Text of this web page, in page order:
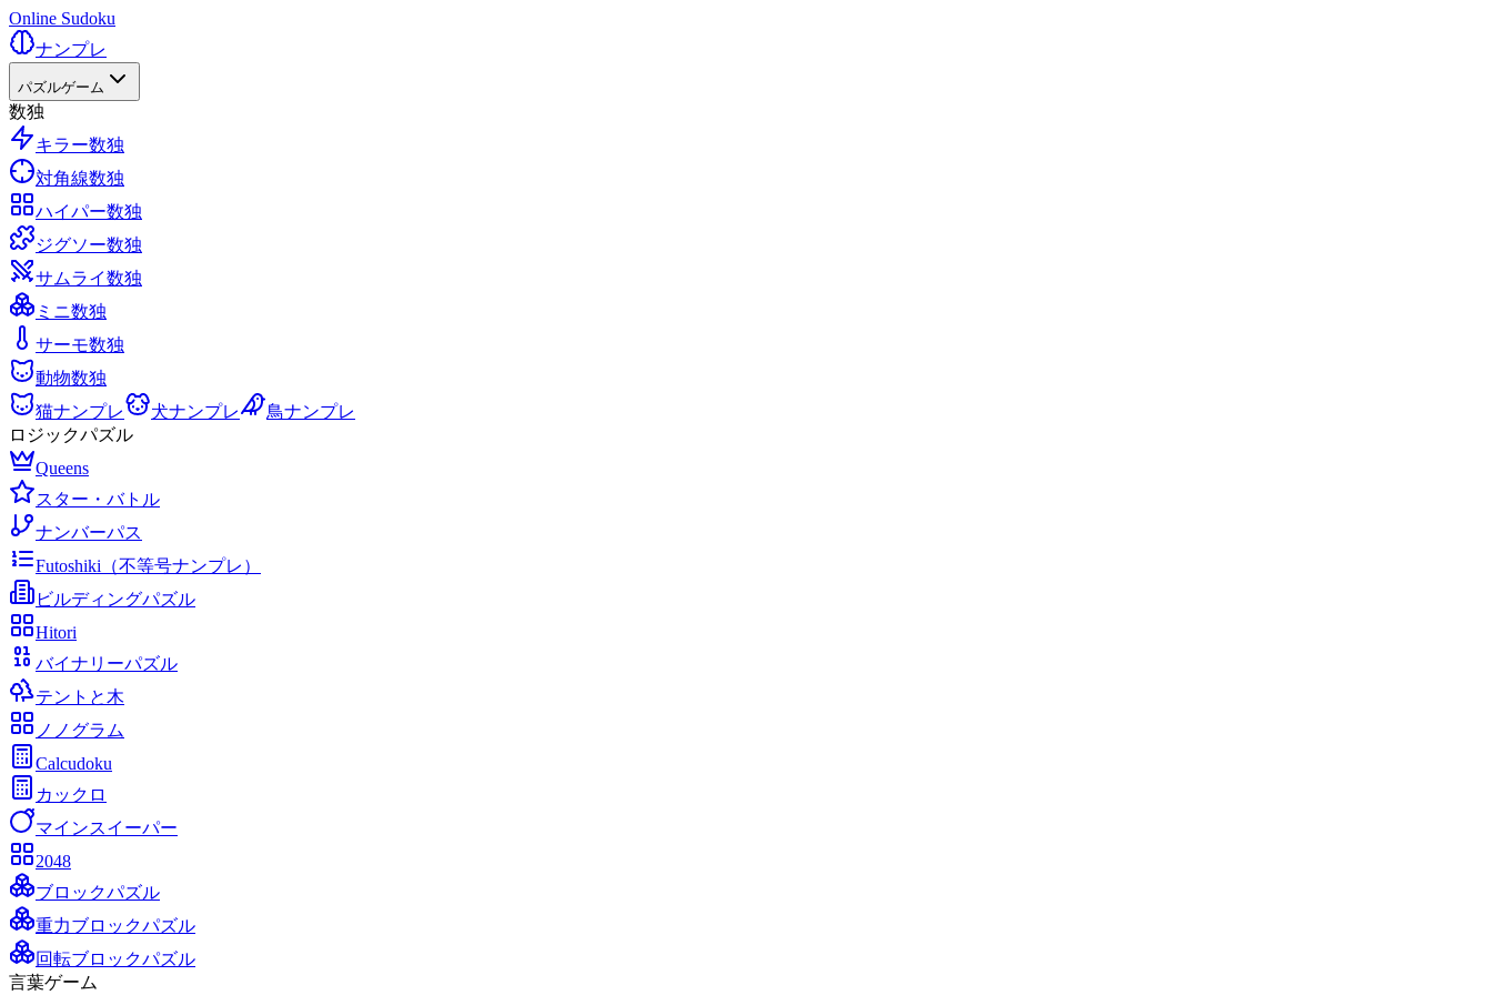
Online Sudoku
ナンプレ
パズルゲーム
数独
キラー数独
対角線数独
ハイパー数独
ジグソー数独
サムライ数独
ミニ数独
サーモ数独
動物数独
猫ナンプレ
犬ナンプレ
鳥ナンプレ
ロジックパズル
Queens
スター・バトル
ナンバーパス
Futoshiki（不等号ナンプレ）
ビルディングパズル
Hitori
バイナリーパズル
テントと木
ノノグラム
Calcudoku
カックロ
マインスイーパー
2048
ブロックパズル
重力ブロックパズル
回転ブロックパズル
言葉ゲーム